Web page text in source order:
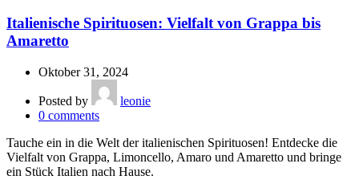
Italienische Spirituosen: Vielfalt von Grappa bis
Amaretto
Oktober 31, 2024
Posted by
leonie
0 comments
Tauche ein in die Welt der italienischen Spirituosen! Entdecke die
Vielfalt von Grappa, Limoncello, Amaro und Amaretto und bringe
ein Stück Italien nach Hause.